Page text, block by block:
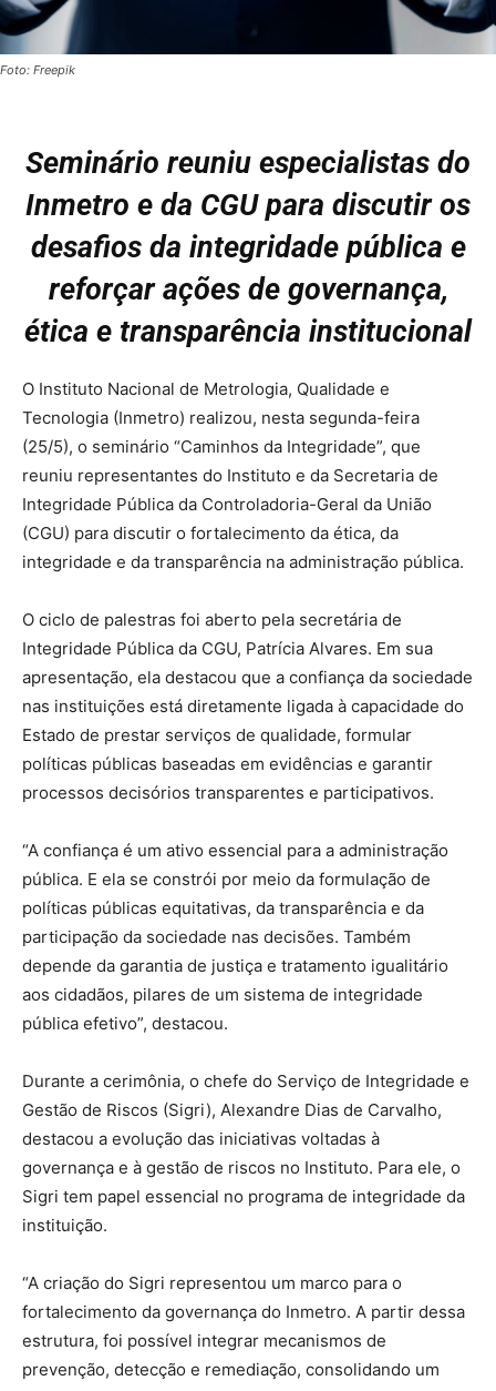
Foto: Freepik
Seminário reuniu especialistas do
Inmetro e da CGU para discutir os
desafios da integridade pública e
reforçar ações de governança,
ética e transparência institucional
O Instituto Nacional de Metrologia, Qualidade e
Tecnologia (Inmetro) realizou, nesta segunda-feira
(25/5), o seminário “Caminhos da Integridade”, que
reuniu representantes do Instituto e da Secretaria de
Integridade Pública da Controladoria-Geral da União
(CGU) para discutir o fortalecimento da ética, da
integridade e da transparência na administração pública.
O ciclo de palestras foi aberto pela secretária de
Integridade Pública da CGU, Patrícia Alvares. Em sua
apresentação, ela destacou que a confiança da sociedade
nas instituições está diretamente ligada à capacidade do
Estado de prestar serviços de qualidade, formular
políticas públicas baseadas em evidências e garantir
processos decisórios transparentes e participativos.
“A confiança é um ativo essencial para a administração
pública. E ela se constrói por meio da formulação de
políticas públicas equitativas, da transparência e da
participação da sociedade nas decisões. Também
depende da garantia de justiça e tratamento igualitário
aos cidadãos, pilares de um sistema de integridade
pública efetivo”, destacou.
Durante a cerimônia, o chefe do Serviço de Integridade e
Gestão de Riscos (Sigri), Alexandre Dias de Carvalho,
destacou a evolução das iniciativas voltadas à
governança e à gestão de riscos no Instituto. Para ele, o
Sigri tem papel essencial no programa de integridade da
instituição.
“A criação do Sigri representou um marco para o
fortalecimento da governança do Inmetro. A partir dessa
estrutura, foi possível integrar mecanismos de
prevenção, detecção e remediação, consolidando um